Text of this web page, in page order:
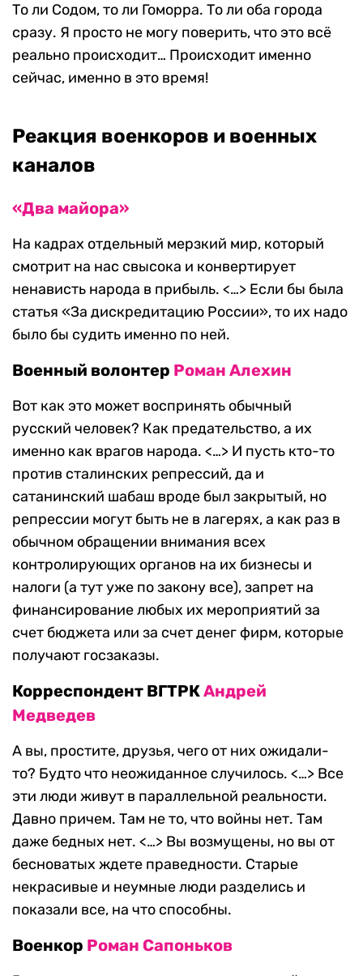
То ли Содом, то ли Гоморра. То ли оба города
сразу. Я просто не могу поверить, что это всё
реально происходит… Происходит именно
сейчас, именно в это время!
Реакция военкоров и военных
каналов
«Два майора»
На кадрах отдельный мерзкий мир, который
смотрит на нас свысока и конвертирует
ненависть народа в прибыль. <…> Если бы была
статья «За дискредитацию России», то их надо
было бы судить именно по ней.
Военный волонтер Роман Алехин
Вот как это может воспринять обычный
русский человек? Как предательство, а их
именно как врагов народа. <…> И пусть кто-то
против сталинских репрессий, да и
сатанинский шабаш вроде был закрытый, но
репрессии могут быть не в лагерях, а как раз в
обычном обращении внимания всех
контролирующих органов на их бизнесы и
налоги (а тут уже по закону все), запрет на
финансирование любых их мероприятий за
счет бюджета или за счет денег фирм, которые
получают госзаказы.
Корреспондент ВГТРКАндрей
Медведев
А вы, простите, друзья, чего от них ожидали-
то? Будто что неожиданное случилось. <…> Все
эти люди живут в параллельной реальности.
Давно причем. Там не то, что войны нет. Там
даже бедных нет. <…> Вы возмущены, но вы от
бесноватых ждете праведности. Старые
некрасивые и неумные люди разделись и
показали все, на что способны.
Военкор Роман Сапоньков